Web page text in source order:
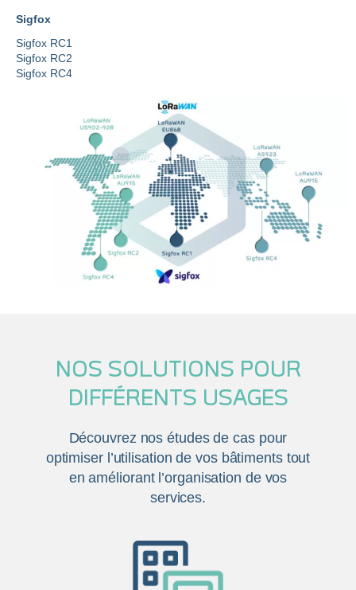
Sigfox
Sigfox RC1
Sigfox RC2
Sigfox RC4
NOS SOLUTIONS POUR
DIFFÉRENTS USAGES
Découvrez nos études de cas pour
optimiser l’utilisation de vos bâtiments tout
en améliorant l’organisation de vos
services.